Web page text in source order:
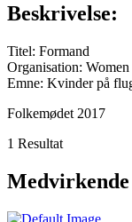
Beskrivelse:
Titel: Formand
Organisation:
Emne: Kvinder på
Folkemødet 2017
1 Resultat
Medvirkende